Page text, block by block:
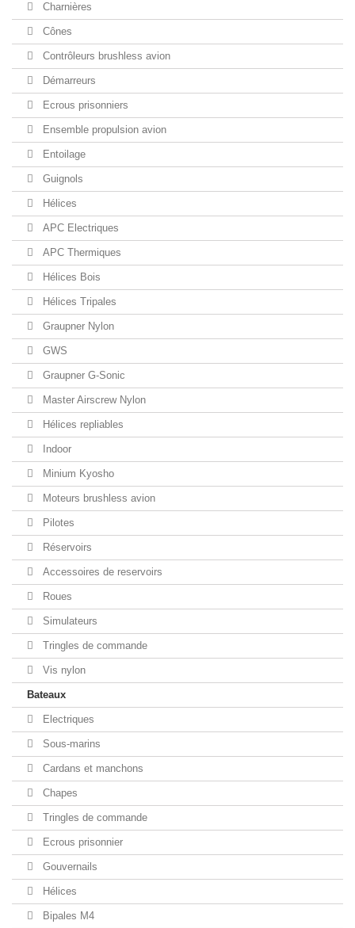
Charnières
Cônes
Contrôleurs brushless avion
Démarreurs
Ecrous prisonniers
Ensemble propulsion avion
Entoilage
Guignols
Hélices
APC Electriques
APC Thermiques
Hélices Bois
Hélices Tripales
Graupner Nylon
GWS
Graupner G-Sonic
Master Airscrew Nylon
Hélices repliables
Indoor
Minium Kyosho
Moteurs brushless avion
Pilotes
Réservoirs
Accessoires de reservoirs
Roues
Simulateurs
Tringles de commande
Vis nylon
Bateaux
Electriques
Sous-marins
Cardans et manchons
Chapes
Tringles de commande
Ecrous prisonnier
Gouvernails
Hélices
Bipales M4